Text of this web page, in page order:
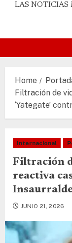
LAS NOTICIAS
Home
Filtración de
‘Yategate’
Internacional
Filtración
reactiva
JUNIO 21, 2026